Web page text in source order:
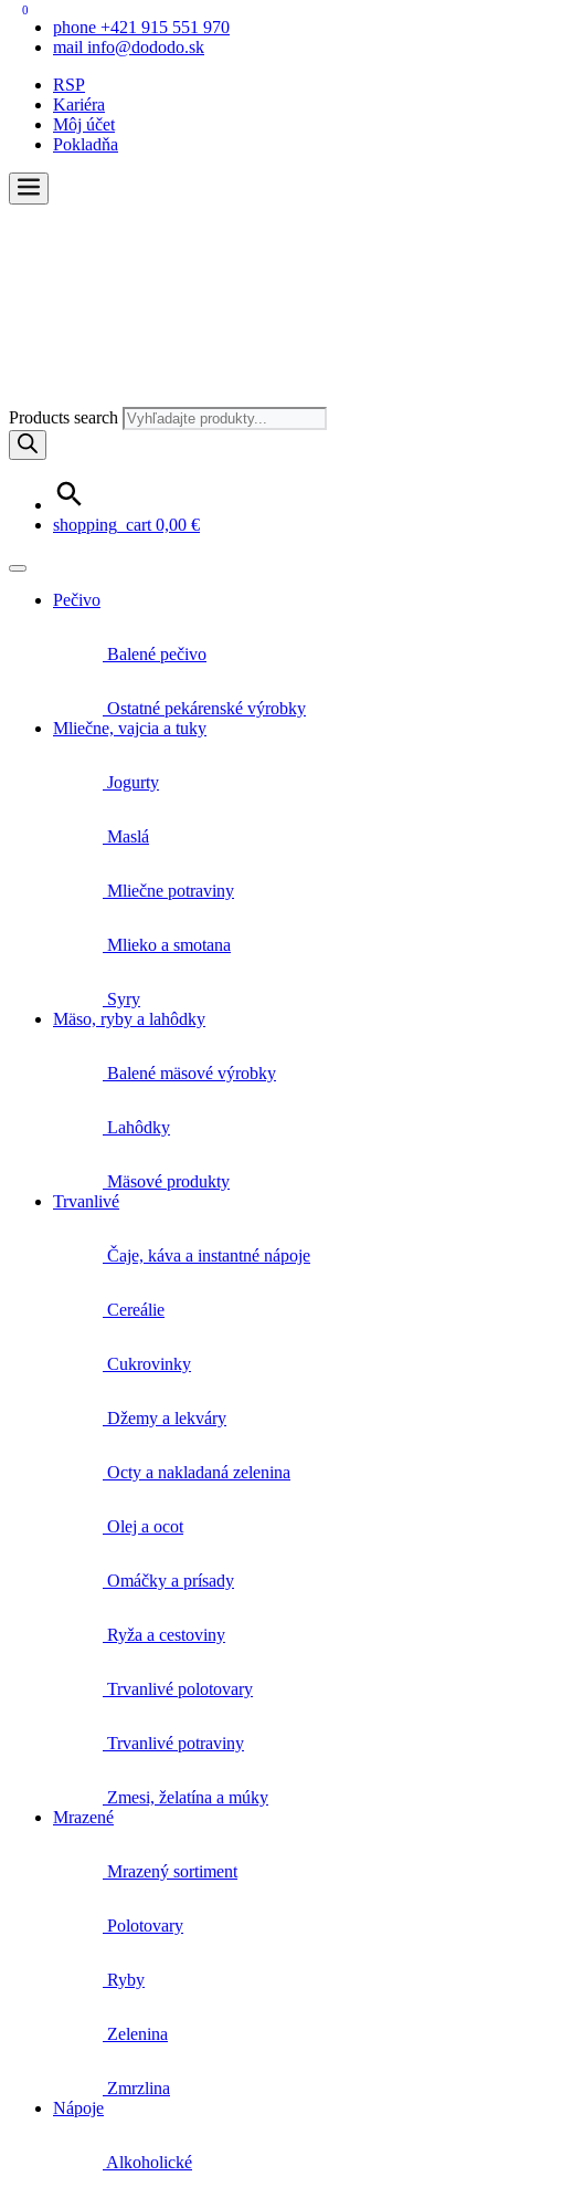
phone +421 915 551 970
mail info@dododo.sk
RSP
Kariéra
Môj účet
Pokladňa
Products search
0
shopping_cart 0,00 €
Pečivo
Balené pečivo
Ostatné pekárenské výrobky
Mliečne, vajcia a tuky
Jogurty
Maslá
Mliečne potraviny
Mlieko a smotana
Syry
Mäso, ryby a lahôdky
Balené mäsové výrobky
Lahôdky
Mäsové produkty
Trvanlivé
Čaje, káva a instantné nápoje
Cereálie
Cukrovinky
Džemy a lekváry
Octy a nakladaná zelenina
Olej a ocot
Omáčky a prísady
Ryža a cestoviny
Trvanlivé polotovary
Trvanlivé potraviny
Zmesi, želatína a múky
Mrazené
Mrazený sortiment
Polotovary
Ryby
Zelenina
Zmrzlina
Nápoje
Alkoholické